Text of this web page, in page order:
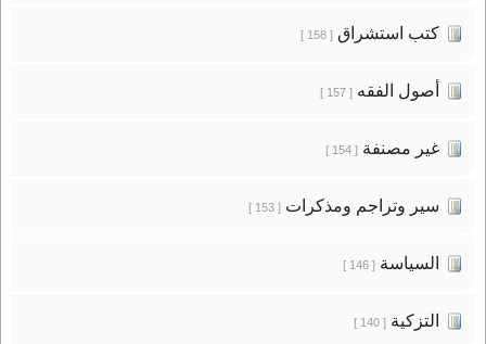
كتب استشراق[ 158 ]
أصول الفقه[ 157 ]
غير مصنفة[ 154 ]
سير وتراجم ومذكرات[ 153 ]
السياسة[ 146 ]
التزكية[ 140 ]